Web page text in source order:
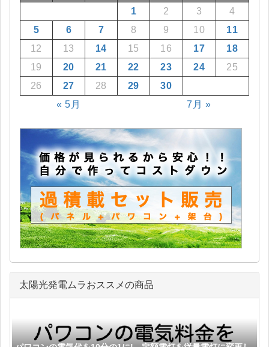
« 5月 7月 »
1 2 3
4
5
6 7 8 9 10
11
12
13 14 15 16 17
18
19
20 21 22 23 24
25
26
27 28 29 30
太陽光発電ムラおススメの商品